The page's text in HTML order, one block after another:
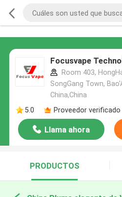
Focusvape
Room 403,
SongGang Town,
China,China
5.0
Proveedor verificado
Llama ahora
PRODUCTOS